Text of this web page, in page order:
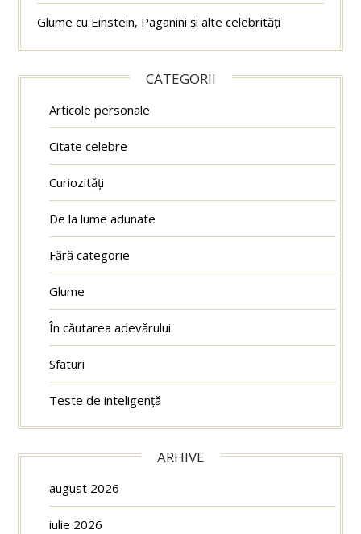
Glume cu Einstein, Paganini și alte celebrități
CATEGORII
Articole personale
Citate celebre
Curiozități
De la lume adunate
Fără categorie
Glume
În căutarea adevărului
Sfaturi
Teste de inteligență
ARHIVE
august 2026
iulie 2026